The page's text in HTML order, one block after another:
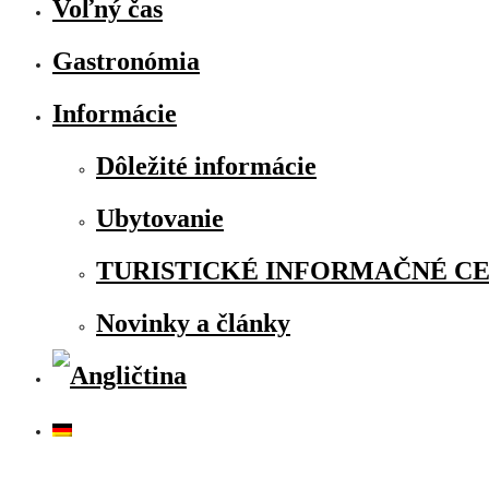
Voľný čas
Gastronómia
Informácie
Dôležité informácie
Ubytovanie
TURISTICKÉ INFORMAČNÉ
Novinky a články